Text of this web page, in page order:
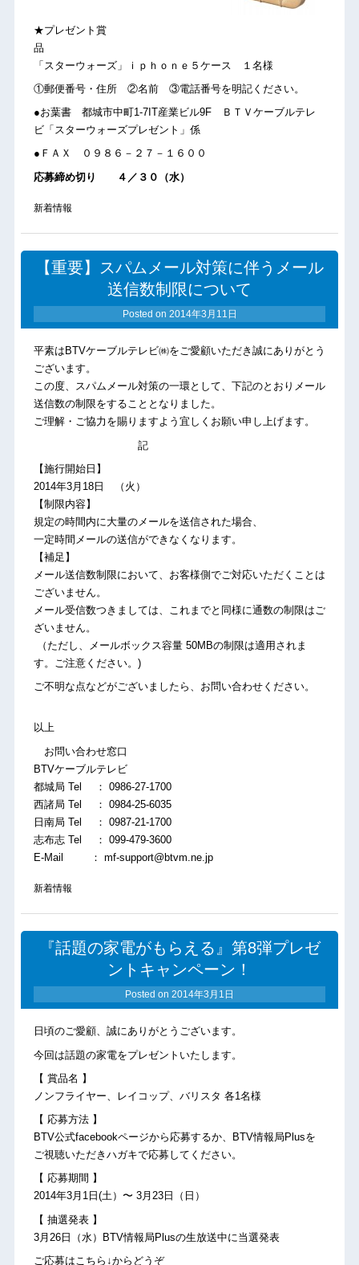
★プレゼント賞
「スターウォーズ」ｉｐｈｏｎｅ５ケース １名様
①郵便番号・住所 ②名前 ③電話番号を明記ください。
●お葉書 都城市中町1-7IT産業ビル9F ＢＴＶケーブルテレ
ビ「スターウォーズプレゼント」係
●ＦＡＸ ０９８６－２７－１６００
応募締め切り ４／３０（水）
新着情報
【重要】スパムメール対策に伴うメール
送信数制限について
Posted on 2014年3月11日
平素はBTVケーブルテレビ㈱をご愛顧いただき誠にありがとう
ございます。
この度、スパムメール対策の一環として、下記のとおりメール
送信数の制限をすることとなりました。
ご理解・ご協力を賜りますよう宜しくお願い申し上げます。
記
【施行開始日】
2014年3月18日 （火）
【制限内容】
規定の時間内に大量のメールを送信された場合、
一定時間メールの送信ができなくなります。
【補足】
メール送信数制限において、お客様側でご対応いただくことは
ございません。
メール受信数つきましては、これまでと同様に通数の制限はご
ざいません。
（ただし、メールボックス容量 50MBの制限は適用されま
す。ご注意ください。)
ご不明な点などがございましたら、お問い合わせください。
以上
お問い合わせ窓口
BTVケーブルテレビ
都城局 Tel ： 0986-27-1700
西諸局 Tel ： 0984-25-6035
日南局 Tel ： 0987-21-1700
志布志 Tel ： 099-479-3600
E-Mail ： mf-support@btvm.ne.jp
新着情報
『話題の家電がもらえる』第8弾プレゼ
ントキャンペーン！
Posted on 2014年3月1日
日頃のご愛顧、誠にありがとうございます。
今回は話題の家電をプレゼントいたします。
【 賞品名 】
ノンフライヤー、レイコップ、バリスタ 各1名様
【 応募方法 】
BTV公式facebookページから応募するか、BTV情報局Plusを
ご視聴いただきハガキで応募してください。
【 応募期間 】
2014年3月1日(土）〜 3月23日（日）
【 抽選発表 】
3月26日（水）BTV情報局Plusの生放送中に当選発表
ご応募はこちら↓からどうぞ